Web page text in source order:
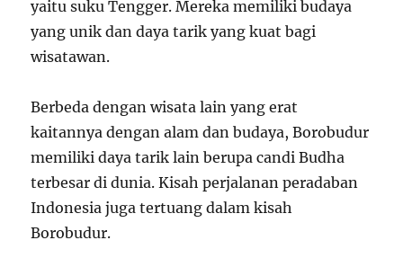
yaitu suku Tengger. Mereka memiliki budaya
yang unik dan daya tarik yang kuat bagi
wisatawan.
Berbeda dengan wisata lain yang erat
kaitannya dengan alam dan budaya, Borobudur
memiliki daya tarik lain berupa candi Budha
terbesar di dunia. Kisah perjalanan peradaban
Indonesia juga tertuang dalam kisah
Borobudur.